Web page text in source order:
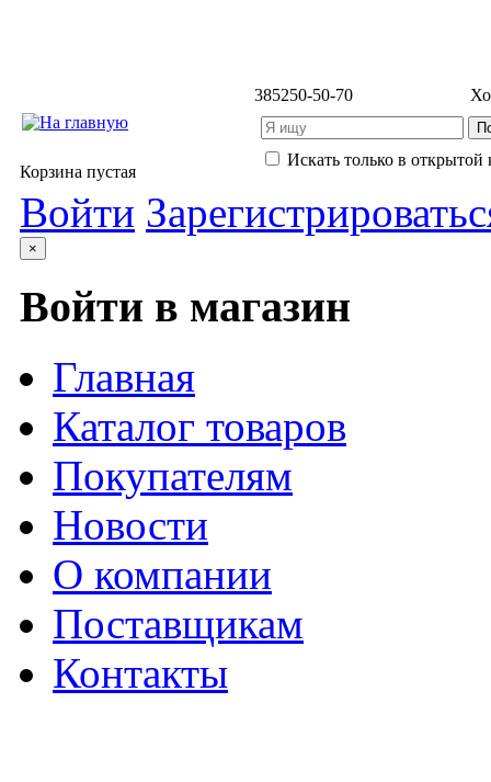
385250-50-70
Искать только в открытой
Корзина пустая
Войти
×
Войти в магазин
Главная
Каталог товаров
Покупателям
Новости
О компании
Поставщикам
Контакты